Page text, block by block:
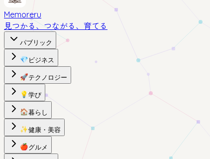
Memoreru
見つかる、つながる、育てる
パブリック
💎 ビジネス
🚀テクノロジー
💡 学び
🏠暮らし
✨健康・美容
🍎グルメ